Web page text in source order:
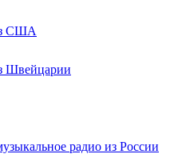
США
Швейцарии
радио из России